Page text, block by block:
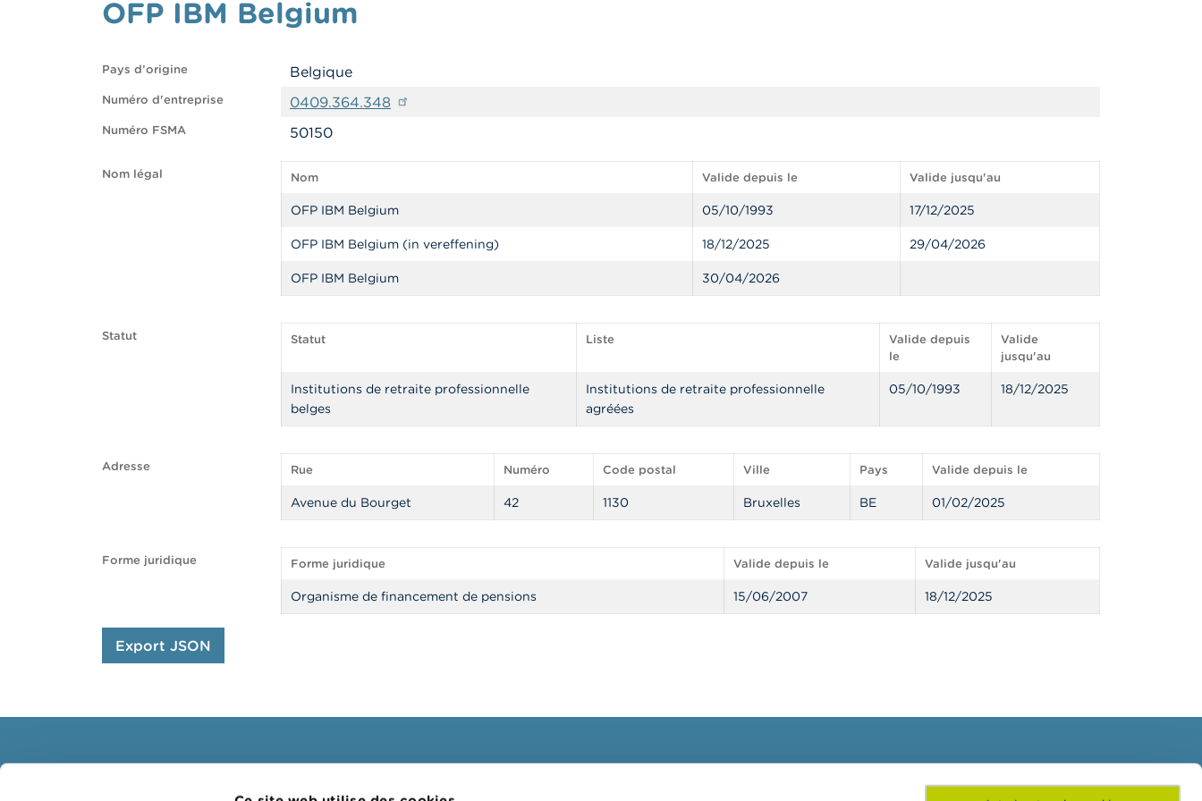
OFP IBM Belgium
Pays d’origine Belgique
Numéro d'entreprise 0409.364.348
Numéro FSMA 50150
Nom légal Nom Valide depuis le Valide jusqu'au
OFP IBM Belgium 05/10/1993 17/12/2025
OFP IBM Belgium (in vereffening) 18/12/2025 29/04/2026
OFP IBM Belgium 30/04/2026
Statut Statut Liste
Valide depuis
le
Valide
jusqu'au
Institutions de retraite professionnelle
belges
Institutions de retraite professionnelle
agréées
05/10/1993 18/12/2025
Adresse Rue Numéro Code postal Ville Pays Valide depuis le
Avenue du Bourget 42 1130 Bruxelles BE 01/02/2025
Forme juridique Forme juridique Valide depuis le Valide jusqu'au
Organisme de financement de pensions 15/06/2007 18/12/2025
Export JSON
Inscrivez-vous à notre